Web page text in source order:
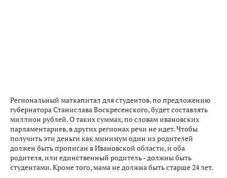
Региональный маткапитал для студентов, по предложению
губернатора Станислава Воскресенского, будет составлять
миллион рублей. О таких суммах, по словам ивановских
парламентариев, в других регионах речи не идет. Чтобы
получить эти деньги как минимум один из родителей
должен быть прописан в Ивановской области, и оба
родителя, или единственный родитель - должны быть
студентами. Кроме того, мама не должна быть старше 24 лет.